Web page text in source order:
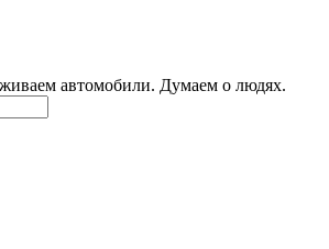
автомобили. Думаем о людях.